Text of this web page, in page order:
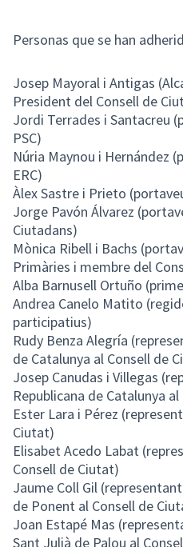
Personas que se han
Josep Mayoral i Antigas
President del Consell de
Jordi Terrades i Santacreu
PSC)
Núria Maynou i Hernández
ERC)
Àlex Sastre i Prieto
Jorge Pavón Álvarez
Ciutadans)
Mònica Ribell i Bachs
Primàries i membre del
Alba Barnusell Ortuño
Andrea Canelo Matito
participatius)
Rudy Benza Alegría
de Catalunya al Consell de
Josep Canudas i Villegas
Republicana de Catalunya
Ester Lara i Pérez
Ciutat)
Elisabet Acedo Labat
Consell de Ciutat)
Jaume Coll Gil
de Ponent al Consell de
Joan Estapé Mas
Sant Julià de Palou al